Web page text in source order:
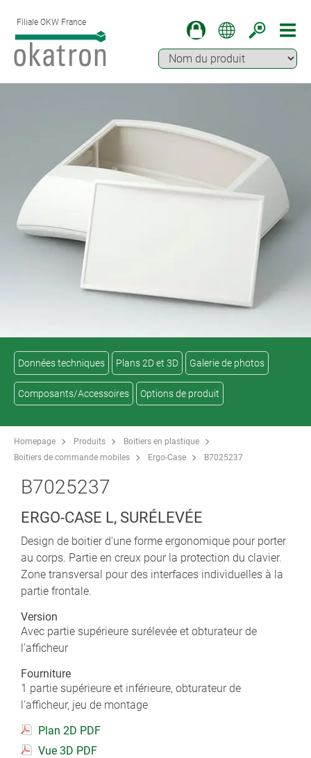
Filiale OKW France
Données techniques Plans 2D et 3D Galerie de photos
Composants/Accessoires Options de produit
Homepage Produits
Boitiers en plastique
Boitiers de commande mobiles
Ergo-Case B7025237
B7025237
ERGO-CASE L, SURÉLEVÉE
Design de boitier d'une forme ergonomique pour porter
au corps. Partie en creux pour la protection du clavier.
Zone transversal pour des interfaces individuelles à la
partie frontale.
Version
Avec partie supérieure surélevée et obturateur de
l'afficheur
Fourniture
1 partie supérieure et inférieure, obturateur de
l'afficheur, jeu de montage
Plan 2D PDF
Vue 3D PDF